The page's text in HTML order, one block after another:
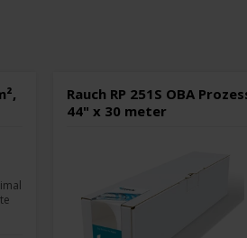
Rauch RP 251S OBA
44" x 30 meter